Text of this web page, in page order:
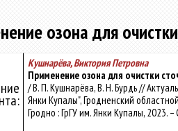
озона для
Кушнарёва, Виктория Петровна
Применение озона для очистки
/ В. П. Кушнарёва, В. Н. Бурдь //
Янки Купалы", Гродненский
Гродно : ГрГУ им. Янки Купалы, 2023. –